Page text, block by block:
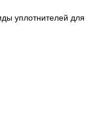
уплотнителей для